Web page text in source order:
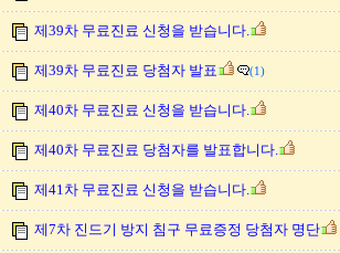
제39차 무료진료 신청을 받습니다.
제39차 무료진료 당첨자 발표 (1)
제40차 무료진료 신청을 받습니다.
제40차 무료진료 당첨자를 발표합니다.
제41차 무료진료 신청을 받습니다.
제7차 진드기 방지 침구 무료증정 당첨자 명단